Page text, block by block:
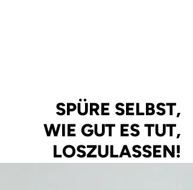
SPÜRE SELBST,
WIE GUT ES TUT,
LOSZULASSEN!